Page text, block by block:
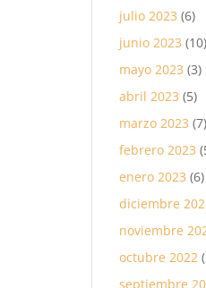
julio 2023 (6)
junio 2023 (10)
mayo 2023 (3)
abril 2023 (5)
marzo 2023 (7)
febrero 2023
enero 2023 (6)
diciembre
noviembre
octubre 2022
septiembre